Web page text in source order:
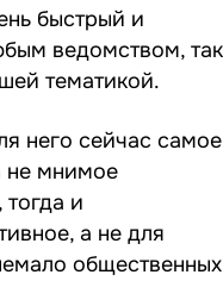
быстрый и
ведомством, так
тематикой.
него сейчас самое
не мнимое
и
а не для
общественных